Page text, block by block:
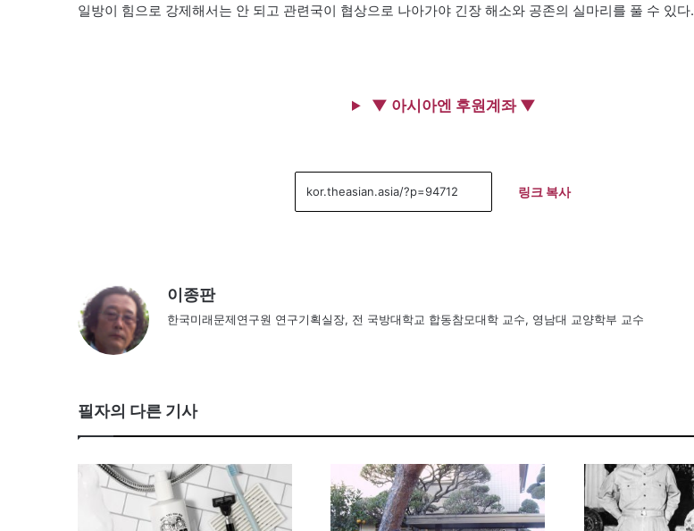
일방이 힘으로 강제해서는 안 되고 관련국이 협상으로 나아가야 긴장 해소와 공존의 실마리를 풀 수 있다.
▼ 아시아엔 후원계좌 ▼
링크 복사
이종판
한국미래문제연구원 연구기획실장, 전 국방대학교 합동참모대학 교수, 영남대 교양학부 교수
필자의 다른 기사